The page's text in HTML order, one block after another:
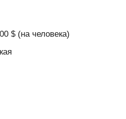
$ (на человека)